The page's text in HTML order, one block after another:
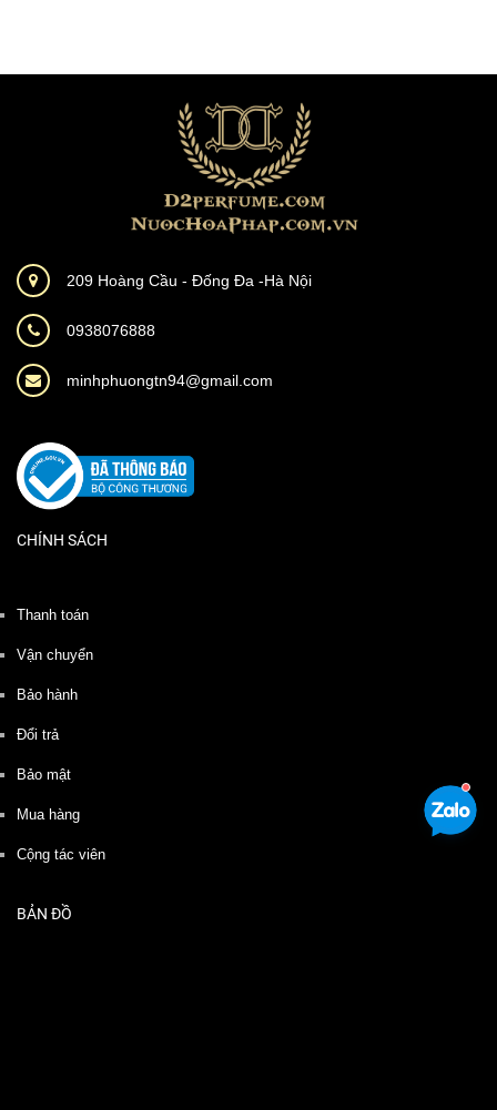
209 Hoàng Cầu - Đống Đa -Hà Nội
0938076888
minhphuongtn94@gmail.com
CHÍNH SÁCH
Thanh toán
Vận chuyển
Bảo hành
Đổi trả
Bảo mật
Mua hàng
Cộng tác viên
BẢN ĐỒ